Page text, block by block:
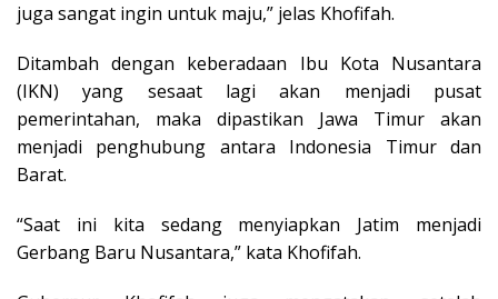
juga sangat ingin untuk maju,” jelas Khofifah.
Ditambah dengan keberadaan Ibu Kota Nusantara
(IKN) yang sesaat lagi akan menjadi pusat
pemerintahan, maka dipastikan Jawa Timur akan
menjadi penghubung antara Indonesia Timur dan
Barat.
“Saat ini kita sedang menyiapkan Jatim menjadi
Gerbang Baru Nusantara,” kata Khofifah.